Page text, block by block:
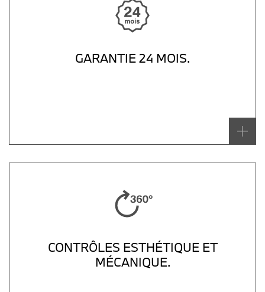
GARANTIE 24 MOIS.
CONTRÔLES ESTHÉTIQUE ET
MÉCANIQUE.